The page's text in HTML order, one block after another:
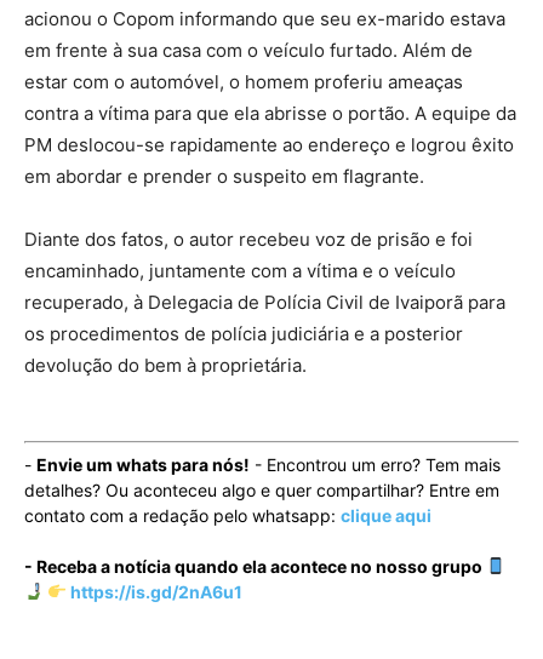
acionou o Copom informando que seu ex-marido estava
em frente à sua casa com o veículo furtado. Além de
estar com o automóvel, o homem proferiu ameaças
contra a vítima para que ela abrisse o portão. A equipe da
PM deslocou-se rapidamente ao endereço e logrou êxito
em abordar e prender o suspeito em flagrante.
Diante dos fatos, o autor recebeu voz de prisão e foi
encaminhado, juntamente com a vítima e o veículo
recuperado, à Delegacia de Polícia Civil de Ivaiporã para
os procedimentos de polícia judiciária e a posterior
devolução do bem à proprietária.
- Envie um whats para nós! - Encontrou um erro? Tem mais
detalhes? Ou aconteceu algo e quer compartilhar? Entre em
contato com a redação pelo whatsapp: clique aqui
- Receba a notícia quando ela acontece no nosso grupo
https://is.gd/2nA6u1